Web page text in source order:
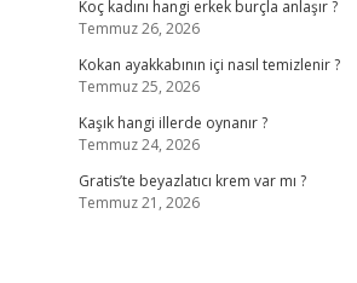
Koç kadını hangi erkek burçla anlaşır ?
Temmuz 26, 2026
Kokan ayakkabının içi nasıl temizlenir ?
Temmuz 25, 2026
Kaşık hangi illerde oynanır ?
Temmuz 24, 2026
Gratis’te beyazlatıcı krem var mı ?
Temmuz 21, 2026